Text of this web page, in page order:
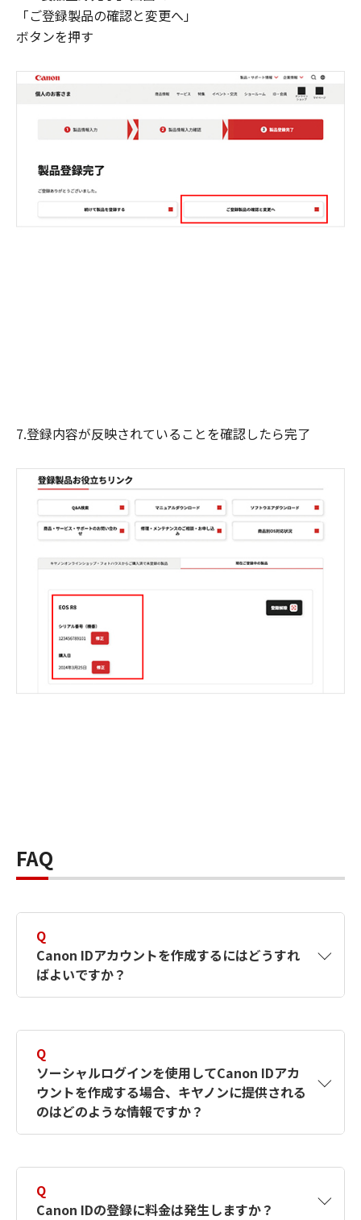
「ご登録製品の確認と変更へ」
ボタンを押す
7.登録内容が反映されていることを確認したら完了
FAQ
Q
Canon IDアカウントを作成するにはどうすれ
ばよいですか？
す。詳しい作成方法は【カメラ】Canon IDとは
何ですか？Canon IDの作成方法は？をご確認く
ださい。
Q
ソーシャルログインを使用してCanon IDアカ
ウントを作成する場合、キヤノンに提供される
のはどのような情報ですか？
択したサービスから取得します。アカウントを
簡単に作成できるように、この情報を使用して
Q
Canon IDの登録に料金は発生しますか？